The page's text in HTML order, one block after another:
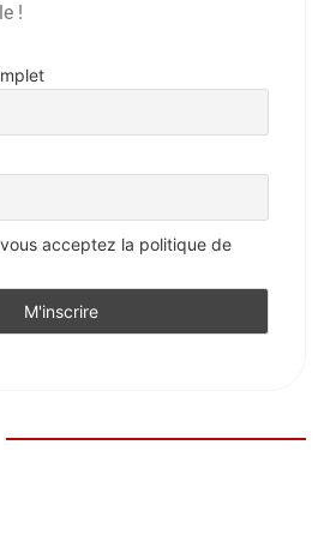
!
acceptez la politique de